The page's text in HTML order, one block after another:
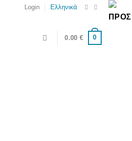
Login Ελληνικά
0.00 € 0